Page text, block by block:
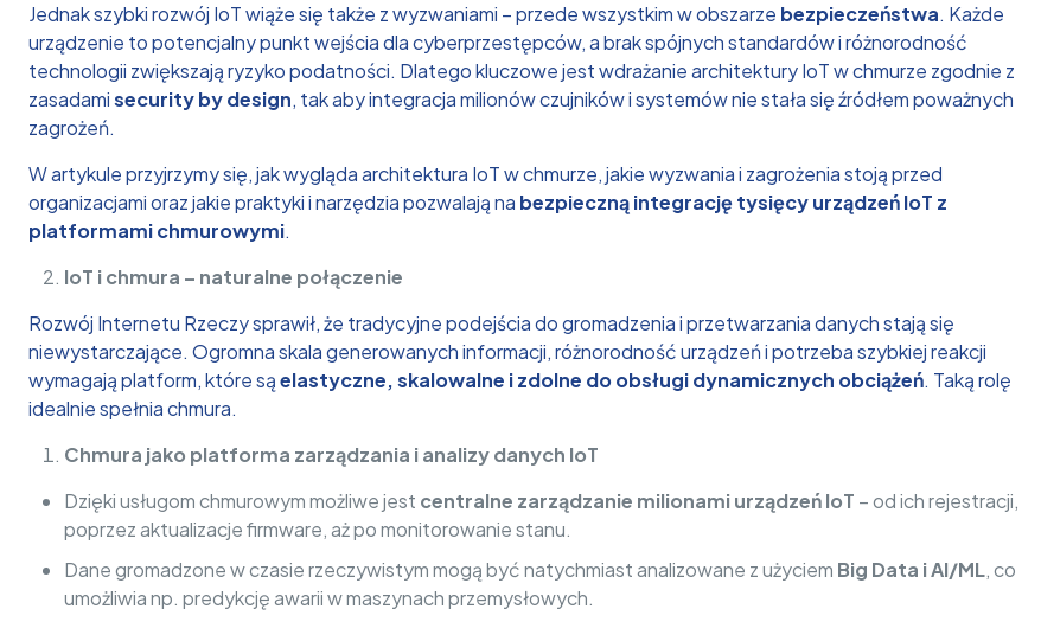
Jednak szybki rozwój IoT wiąże się także z wyzwaniami – przede wszystkim w obszarze bezpieczeństwa. Każde
urządzenie to potencjalny punkt wejścia dla cyberprzestępców, a brak spójnych standardów i różnorodność
technologii zwiększają ryzyko podatności. Dlatego kluczowe jest wdrażanie architektury IoT w chmurze zgodnie z
zasadamisecurity by design, tak aby integracja milionów czujników i systemów nie stała się źródłem poważnych
zagrożeń.
W artykule przyjrzymy się, jak wygląda architektura IoT w chmurze, jakie wyzwania i zagrożenia stoją przed
organizacjami oraz jakie praktyki i narzędzia pozwalają na bezpieczną integrację tysięcy urządzeń IoT z
platformami chmurowymi.
IoT i chmura – naturalne połączenie
Rozwój Internetu Rzeczy sprawił, że tradycyjne podejścia do gromadzenia i przetwarzania danych stają się
niewystarczające. Ogromna skala generowanych informacji, różnorodność urządzeń i potrzeba szybkiej reakcji
wymagają platform, które sąelastyczne, skalowalne i zdolne do obsługi dynamicznych obciążeń. Taką rolę
idealnie spełnia chmura.
Chmura jako platforma zarządzania i analizy danych IoT
Dzięki usługom chmurowym możliwe jest centralne zarządzanie milionami urządzeń IoT – od ich rejestracji,
poprzez aktualizacje firmware, aż po monitorowanie stanu.
Dane gromadzone w czasie rzeczywistym mogą być natychmiast analizowane z użyciem Big Data i AI/ML, co
umożliwia np. predykcję awarii w maszynach przemysłowych.